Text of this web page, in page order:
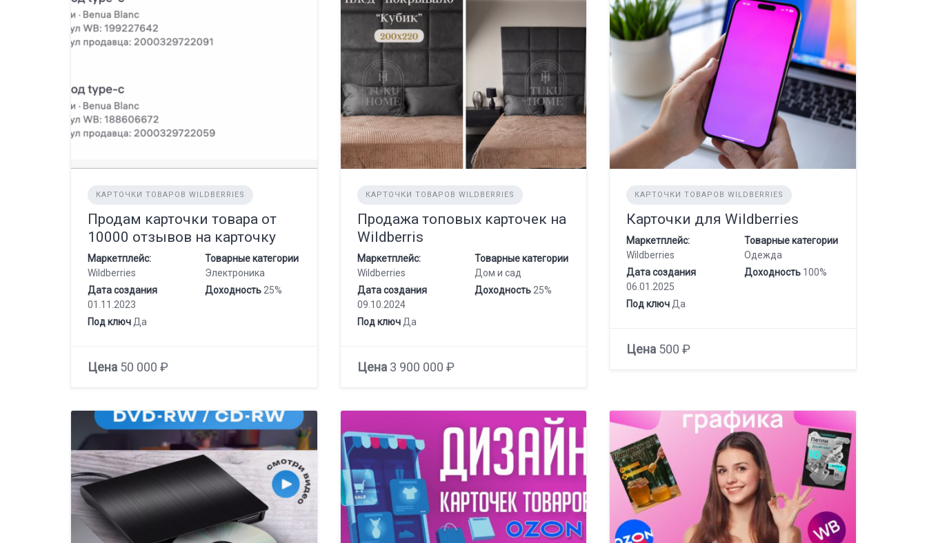
КАРТОЧКИ ТОВАРОВ WILDBERRIES
Продам карточки товара от
10000 отзывов на карточку
Маркетплейс:
Wildberries
Товарные категории
Электроника
Дата создания
01.11.2023
Доходность 25%
Под ключ Да
Цена 50 000 ₽
КАРТОЧКИ ТОВАРОВ WILDBERRIES
Продажа топовых карточек на
Wildberris
Маркетплейс:
Wildberries
Товарные категории
Дом и сад
Дата создания
09.10.2024
Доходность25%
Под ключДа
Цена3 900 000 ₽
КАРТОЧКИ ТОВАРОВ WILDBERRIES
Карточки для Wildberries
Маркетплейс:
Wildberries
Товарные категории
Одежда
Дата создания
06.01.2025
Доходность100%
Под ключ Да
Цена 500 ₽